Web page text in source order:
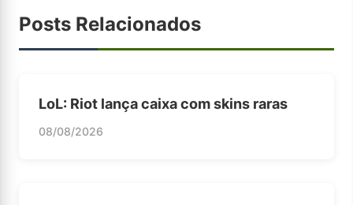
Posts Relacionados
LoL: Riot lança caixa com skins raras
08/08/2026